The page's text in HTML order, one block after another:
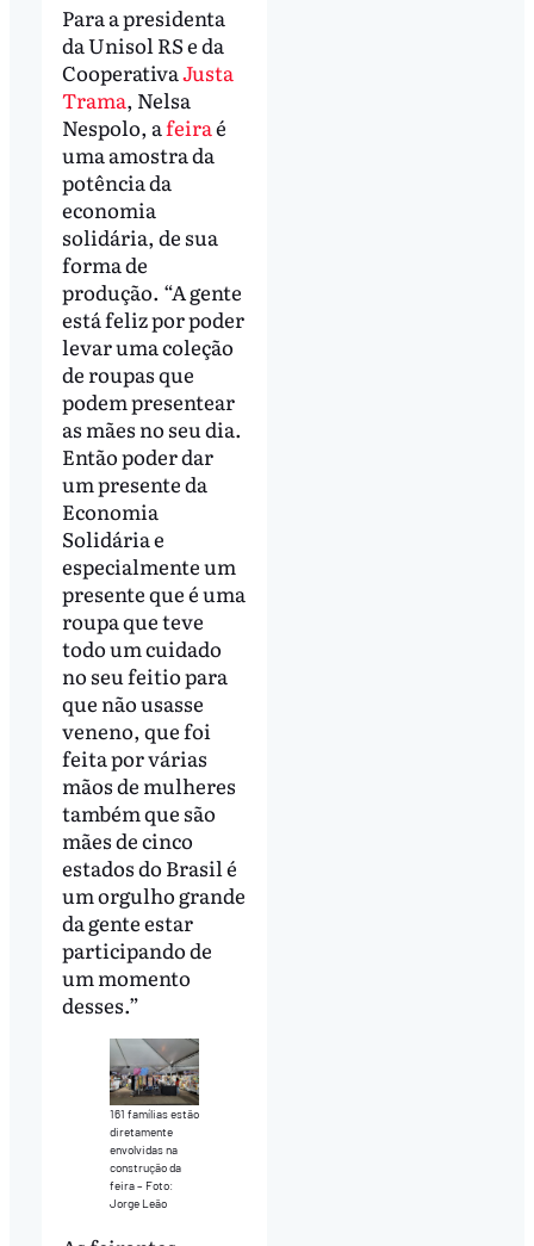
Para a presidenta
da Unisol RS e da
CooperativaJusta
Trama, Nelsa
Nespolo, a feiraé
uma amostra da
potência da
economia
solidária, de sua
forma de
produção. “A gente
está feliz por poder
levar uma coleção
de roupas que
podem presentear
as mães no seu dia.
Então poder dar
um presente da
Economia
Solidária e
especialmente um
presente que é uma
roupa que teve
todo um cuidado
no seu feitio para
que não usasse
veneno, que foi
feita por várias
mãos de mulheres
também que são
mães de cinco
estados do Brasil é
um orgulho grande
da gente estar
participando de
um momento
desses.”
161 famílias estão
diretamente
envolvidas na
construção da
feira – Foto:
Jorge Leão